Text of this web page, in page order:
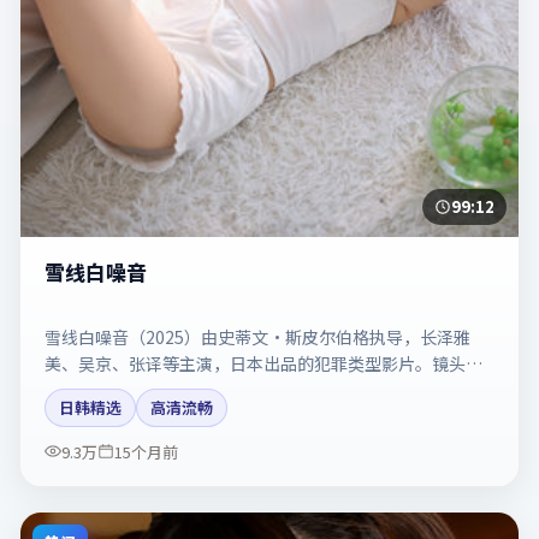
99:12
雪线白噪音
雪线白噪音（2025）由史蒂文·斯皮尔伯格执导，长泽雅
美、吴京、张译等主演，日本出品的犯罪类型影片。镜头克
制却充满张力，人物弧光完整。剧情简介与主创信息可供检
索参考，上映日期以片方资料为准。
日韩精选
高清流畅
9.3万
15个月前